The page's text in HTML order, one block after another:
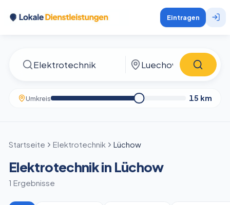
Eintragen
Umkreis 15 km
Startseite Elektrotechnik Lüchow
Elektrotechnik in Lüchow
1 Ergebnisse